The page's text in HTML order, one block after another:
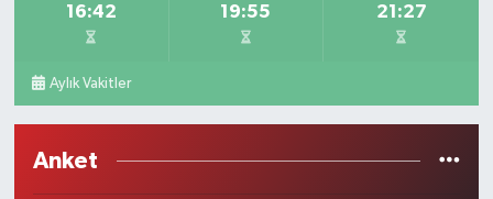
16:42 19:55 21:27
Aylık Vakitler
Anket